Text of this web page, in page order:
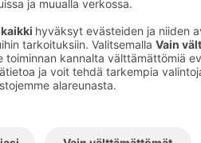
juomia, jotka kruunaavat
ovat anniskelualuetta,
on Suomen